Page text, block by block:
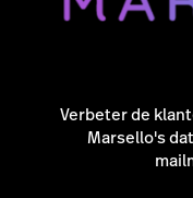
Verbeter de
Marsello's